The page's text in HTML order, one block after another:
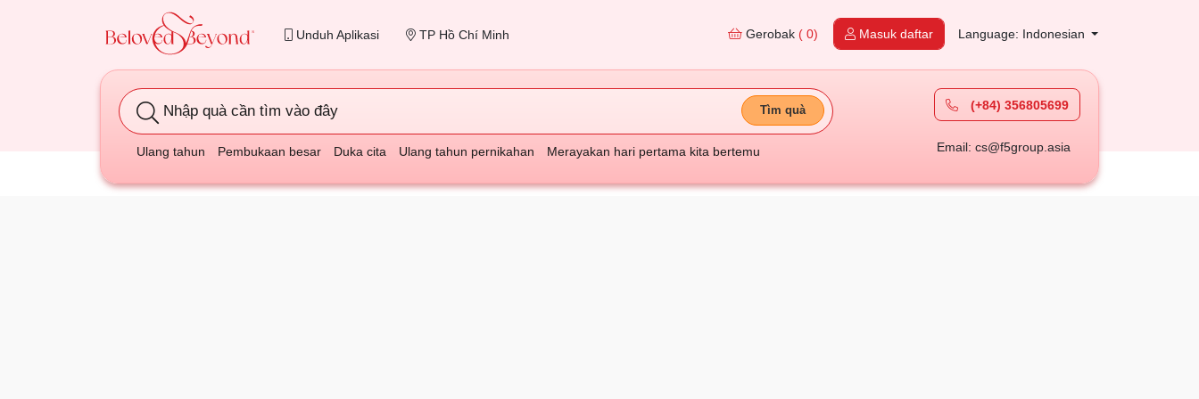
Unduh Aplikasi TP Hồ Chí Minh Gerobak ( 0) Masuk daftar Language: Indonesian
Nhập quà cần tìm vào đây Tìm quà
Ulang tahun Pembukaan besar Duka cita Ulang tahun pernikahan Merayakan hari pertama kita bertemu
(+84) 356805699
Email: cs@f5group.asia